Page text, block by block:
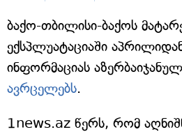
ბაქო-თბილისი-ბაქოს
ექსპლუატაციაში აპრილიდან
ინფორმაციას
ავრცელებს.
1news.az წერს, რომ